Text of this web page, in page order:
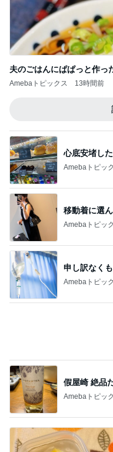
移動着に選
Amebaトピック
Amebaトピッ
假屋崎 絶品
Amebaトピッ
テキトーながら品数多めの
Amebaトピックス